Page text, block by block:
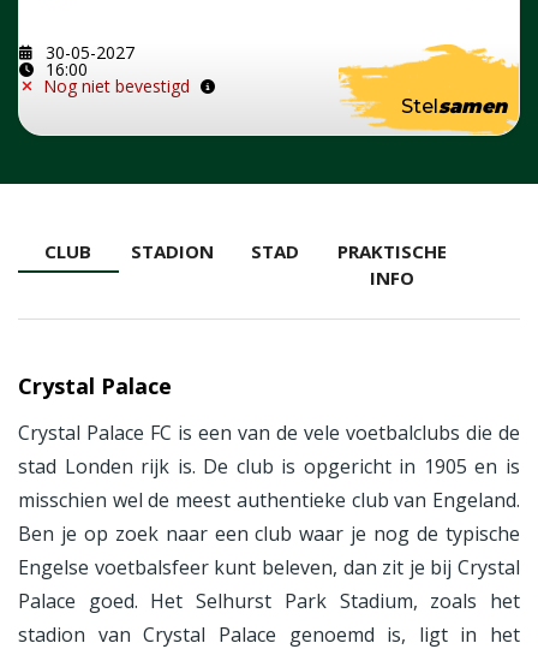
30-05-2027
16:00
Nog niet bevestigd
Stelsamen
CLUB STADION STAD
PRAKTISCHE
INFO
Crystal Palace
Crystal Palace FC is een van de vele voetbalclubs die de
stad Londen rijk is. De club is opgericht in 1905 en is
misschien wel de meest authentieke club van Engeland.
Ben je op zoek naar een club waar je nog de typische
Engelse voetbalsfeer kunt beleven, dan zit je bij Crystal
Palace goed. Het Selhurst Park Stadium, zoals het
stadion van Crystal Palace genoemd is, ligt in het